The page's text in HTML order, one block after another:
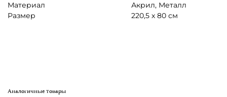
Материал
Акрил, Металл
Размер
220,5 х 80 см
Аналогичные товары